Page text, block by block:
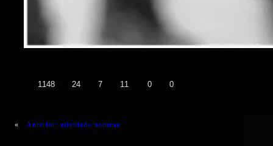
1148 24 7 11 0 0
« Anterior: atividade noturna